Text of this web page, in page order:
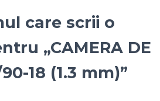
care scrii o
„CAMERA DE
18 (1.3 mm)”